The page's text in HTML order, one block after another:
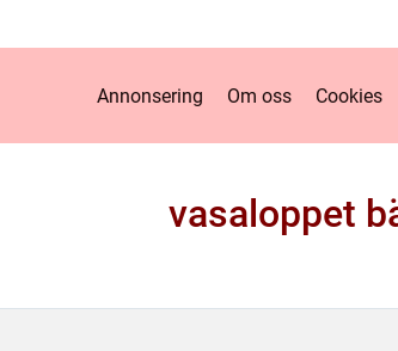
Annonsering Om oss Cookies
vasaloppet